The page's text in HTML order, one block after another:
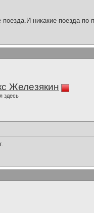
никакие поезда по
Железякин
здесь